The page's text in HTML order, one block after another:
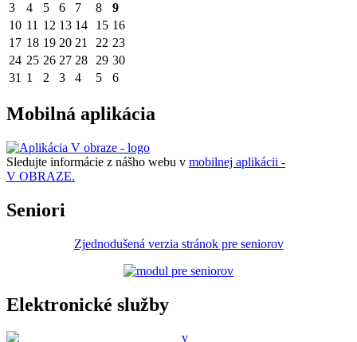
3
4 5 6 7 8
9
10 11 12 13 14 15 16
17 18 19 20 21 22 23
24 25 26 27 28 29 30
31 1 2 3 4 5 6
Mobilná aplikácia
Sledujte informácie z nášho webu v mobilnej aplikácii -
V OBRAZE.
Seniori
Zjednodušená verzia stránok pre seniorov
Elektronické služby